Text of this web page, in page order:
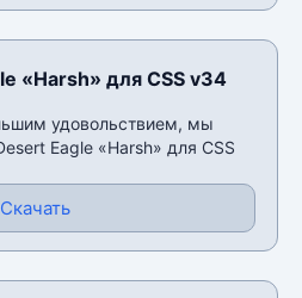
«Harsh» для CSS v34
удовольствием, мы
Eagle «Harsh» для CSS
Скачать